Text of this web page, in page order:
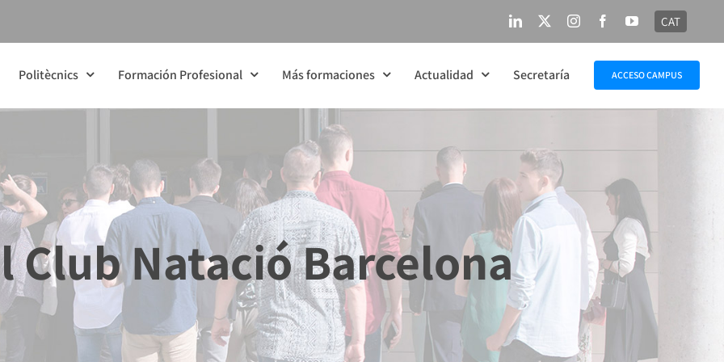
LinkedIn InstagramFacebookYouTube
CAT
Politècnics Formación Profesional Más formaciones Actualidad Secretaría ACCESO CAMPUS
Club Natació Barcelona